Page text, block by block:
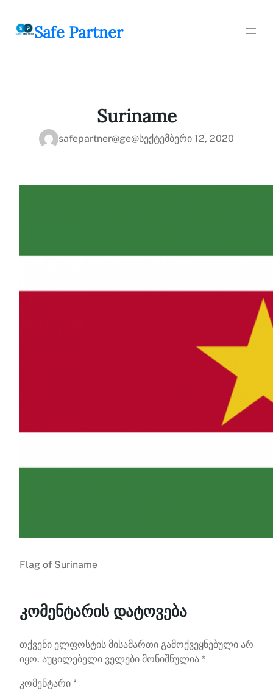
გადასვლაSafe Partner
Suriname
safepartner@ge@სექტემბერი 12, 2020
Flag of Suriname
კომენტარის დატოვება
თქვენი ელფოსტის მისამართი გამოქვეყნებული არ
იყო. აუცილებელი ველები მონიშნულია *
კომენტარი *